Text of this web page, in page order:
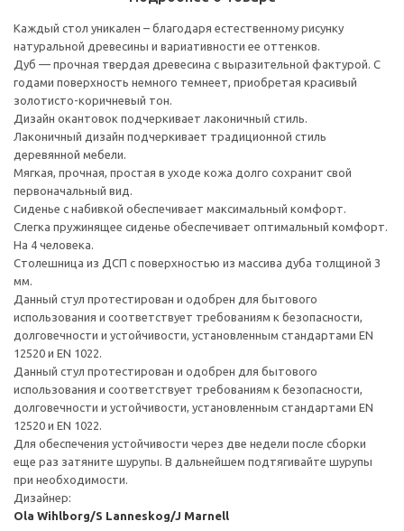
Каждый стол уникален – благодаря естественному рисунку
натуральной древесины и вариативности ее оттенков.
Дуб — прочная твердая древесина с выразительной фактурой. С
годами поверхность немного темнеет, приобретая красивый
золотисто-коричневый тон.
Дизайн окантовок подчеркивает лаконичный стиль.
Лаконичный дизайн подчеркивает традиционной стиль
деревянной мебели.
Мягкая, прочная, простая в уходе кожа долго сохранит свой
первоначальный вид.
Сиденье с набивкой обеспечивает максимальный комфорт.
Слегка пружинящее сиденье обеспечивает оптимальный комфорт.
На 4 человека.
Столешница из ДСП с поверхностью из массива дуба толщиной 3
мм.
Данный стул протестирован и одобрен для бытового
использования и соответствует требованиям к безопасности,
долговечности и устойчивости, установленным стандартами EN
12520 и EN 1022.
Данный стул протестирован и одобрен для бытового
использования и соответствует требованиям к безопасности,
долговечности и устойчивости, установленным стандартами EN
12520 и EN 1022.
Для обеспечения устойчивости через две недели после сборки
еще раз затяните шурупы. В дальнейшем подтягивайте шурупы
при необходимости.
Дизайнер:
Ola Wihlborg/S Lanneskog/J Marnell